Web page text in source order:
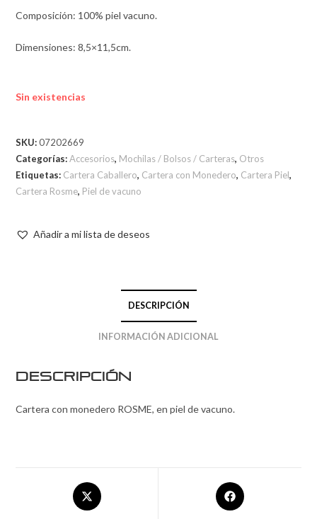
Composición: 100% piel vacuno.
Dimensiones: 8,5×11,5cm.
Sin existencias
SKU:07202669
Categorías:Accesorios, Mochilas / Bolsos / Carteras, Otros
Etiquetas: Cartera Caballero, Cartera con Monedero, Cartera Piel,
Cartera Rosme, Piel de vacuno
Añadir a mi lista de deseos
DESCRIPCIÓN
INFORMACIÓN ADICIONAL
Descripción
Cartera con monedero ROSME, en piel de vacuno.